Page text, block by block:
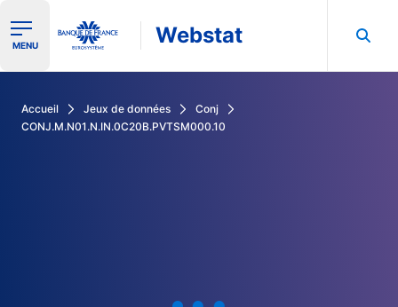
Ouvrir le menu de navigation
MENU Webstat
Accueil Jeux de données
Conj
CONJ.M.N01.N.IN.0C20B.PVTSM000.10